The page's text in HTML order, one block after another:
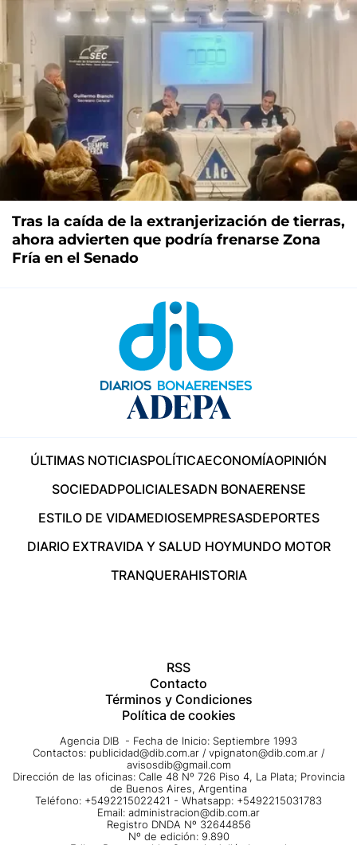
Tras la caída de la extranjerización de tierras,
ahora advierten que podría frenarse Zona
Fría en el Senado
ÚLTIMAS NOTICIASPOLÍTICAECONOMÍAOPINIÓN
SOCIEDADPOLICIALESADN BONAERENSE
ESTILO DE VIDAMEDIOSEMPRESASDEPORTES
DIARIO EXTRAVIDA Y SALUD HOYMUNDO MOTOR
TRANQUERAHISTORIA
RSS
Contacto
Términos y Condiciones
Política de cookies
Agencia DIB - Fecha de Inicio: Septiembre 1993
Contactos: publicidad@dib.com.ar / vpignaton@dib.com.ar /
avisosdib@gmail.com
Dirección de las oficinas: Calle 48 Nº 726 Piso 4, La Plata; Provincia
de Buenos Aires, Argentina
Teléfono: +5492215022421 - Whatsapp: +5492215031783
Email: administracion@dib.com.ar
Registro DNDA Nº 32644856
Nº de edición: 9.890